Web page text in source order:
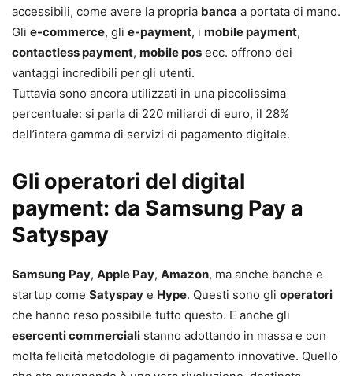
accessibili, come avere la propria banca a portata di mano.
Gli e-commerce, gli e-payment, i mobile payment,
contactless payment, mobile pos ecc. offrono dei
vantaggi incredibili per gli utenti.
Tuttavia sono ancora utilizzati in una piccolissima
percentuale: si parla di 220 miliardi di euro, il 28%
dell’intera gamma di servizi di pagamento digitale.
Gli operatori del digital
payment: da Samsung Pay a
Satyspay
Samsung Pay, Apple Pay, Amazon, ma anche banche e
startup come Satyspay e Hype. Questi sono gli operatori
che hanno reso possibile tutto questo. E anche gli
esercenti commerciali stanno adottando in massa e con
molta felicità metodologie di pagamento innovative. Quello